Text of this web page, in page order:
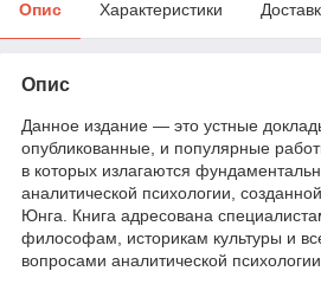
Опис Характеристики
Опис
Данное издание — это устные
опубликованные, и популярные
в которых излагаются
аналитической психологии,
Юнга. Книга адресована
философам, историкам культуры и
вопросами аналитической психологии